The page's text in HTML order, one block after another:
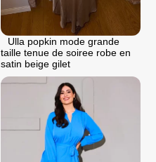
Ulla popkin mode grande
taille tenue de soiree robe en
satin beige gilet